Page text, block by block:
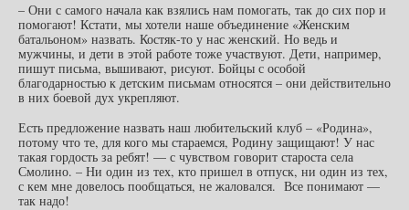
– Они с самого начала как взялись нам помогать, так до сих пор и
помогают! Кстати, мы хотели наше объединение «Женским
батальоном» назвать. Костяк-то у нас женский. Но ведь и
мужчины, и дети в этой работе тоже участвуют. Дети, например,
пишут письма, вышивают, рисуют. Бойцы с особой
благодарностью к детским письмам относятся – они действительно
в них боевой дух укрепляют.
Есть предложение назвать наш любительский клуб – «Родина»,
потому что те, для кого мы стараемся, Родину защищают! У нас
такая гордость за ребят! — с чувством говорит староста села
Смолино. – Ни один из тех, кто пришел в отпуск, ни один из тех,
с кем мне довелось пообщаться, не жаловался. Все понимают —
так надо!